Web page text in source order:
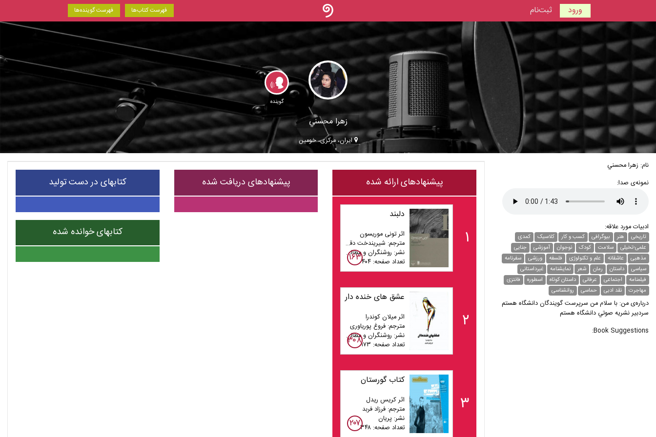
ورود ثبت‌نام فهرست گوینده‌ها فهرست کتاب‌ها
گوینده
زهرا محسني
ایران، مرکزی، خومين
نام: زهرا محسني
نمونه‌ی صدا:
ادبیات مورد علاقه:
تاریخی هنر بیوگرافی کسب و کار کلاسیک
کمدی
علمی-تخیلی
سلامت کودک نوجوان آموزشی
جنایی
مذهبی
عاشقانه علم و تکنولوژی فلسفه ورزشی
سفرنامه
سیاسی
داستان رمان شعر نمایشنامه
غیر‌داستانی
فیلمنامه
اجتماعی عرفانی داستان کوتاه اسطوره
فانتزی
مهاجرت
نقد ادبی حماسی روانشناسی
درباره‌ی من: با سلام من سرپرست گويندگان دانشگاه هستم
سردبير نشريه صوتي دانشگاه هستم
Book Suggestions:
پیشنهادهای ارائه شده
۱
دلبند
اثر تونی موریسون
مترجم: شیریندخت دقیقیان
نشر: روشنگران و مطالعات زنان
تعداد صفحه: ۴۰۴
۱۶۳
۲
عشق های خنده دار
اثر میلان کوندرا
مترجم: فروغ پوریاوری
نشر: روشنگران و مطالعات زنان
تعداد صفحه: ۱۷۳
۳۰۸
۳
کتاب گورستان
اثر کریس ریدل
مترجم: فرزاد فربد
نشر: پریان
تعداد صفحه: ۳۴۸
۲۰۷
پیشنهادهای دریافت شده کتابهای در دست تولید
کتابهای خوانده شده